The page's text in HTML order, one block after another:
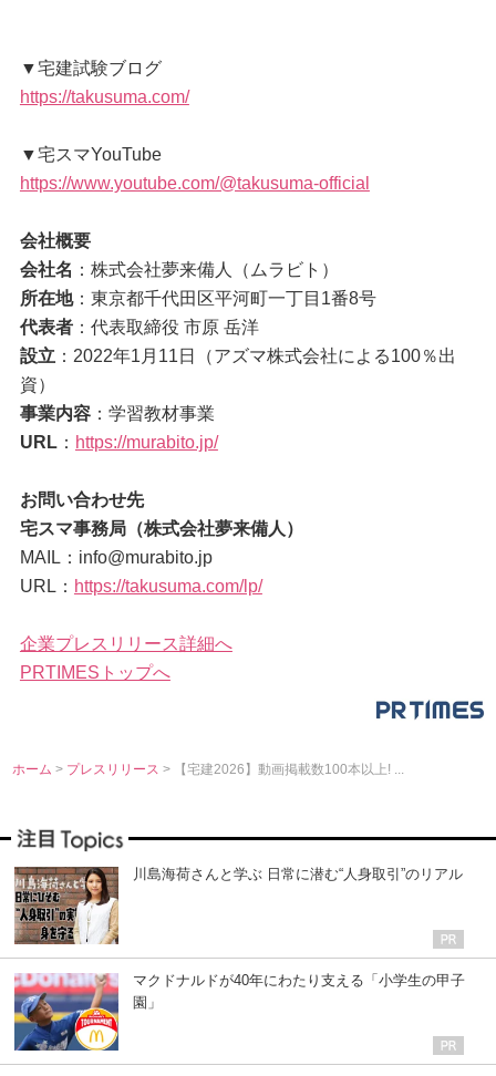
▼宅建試験ブログ
https://takusuma.com/
▼宅スマYouTube
https://www.youtube.com/@takusuma-official
会社概要
会社名 ：株式会社夢来備人（ムラビト）
所在地：東京都千代田区平河町一丁目1番8号
代表者：代表取締役 市原 岳洋
設立 ：2022年1月11日（アズマ株式会社による100％出
資）
事業内容：学習教材事業
URL： https://murabito.jp/
お問い合わせ先
宅スマ事務局（株式会社夢来備人）
MAIL：info@murabito.jp
URL： https://takusuma.com/lp/
企業プレスリリース詳細へ
PRTIMESトップへ
ホーム > プレスリリース> 【宅建2026】動画掲載数100本以上! ...
川島海荷さんと学ぶ 日常に潜む“人身取引”のリアル
マクドナルドが40年にわたり支える「小学生の甲子
園」